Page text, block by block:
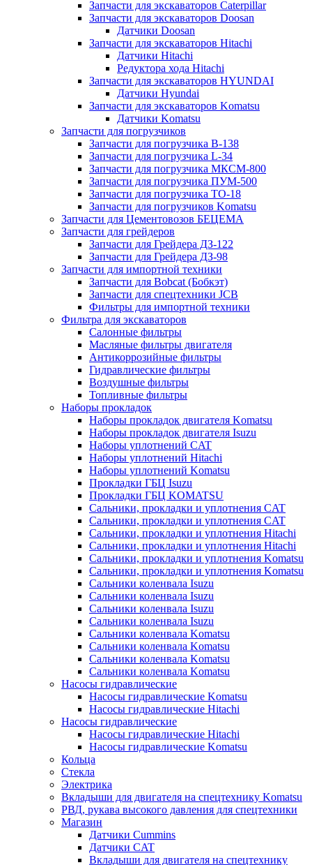
Запчасти для экскаваторов Caterpillar
Запчасти для экскаваторов Doosan
Датчики Doosan
Запчасти для экскаваторов Hitachi
Датчики Hitachi
Редуктора хода Hitachi
Запчасти для экскаваторов HYUNDAI
Датчики Hyundai
Запчасти для экскаваторов Komatsu
Датчики Komatsu
Запчасти для погрузчиков
Запчасти для погрузчика B-138
Запчасти для погрузчика L-34
Запчасти для погрузчика МКСМ-800
Запчасти для погрузчика ПУМ-500
Запчасти для погрузчика ТО-18
Запчасти для погрузчиков Komatsu
Запчасти для Цементовозов БЕЦЕМА
Запчасти для грейдеров
Запчасти для Грейдера ДЗ-122
Запчасти для Грейдера ДЗ-98
Запчасти для импортной техники
Запчасти для Bobcat (Бобкэт)
Запчасти для спецтехники JCB
Фильтры для импортной техники
Фильтра для экскаваторов
Салонные фильтры
Масляные фильтры двигателя
Антикоррозийные фильтры
Гидравлические фильтры
Воздушные фильтры
Топливные фильтры
Наборы прокладок
Наборы прокладок двигателя Komatsu
Наборы прокладок двигателя Isuzu
Наборы уплотнений CAT
Наборы уплотнений Hitachi
Наборы уплотнений Komatsu
Прокладки ГБЦ Isuzu
Прокладки ГБЦ KOMATSU
Сальники, прокладки и уплотнения CAT
Сальники, прокладки и уплотнения CAT
Сальники, прокладки и уплотнения Hitachi
Сальники, прокладки и уплотнения Hitachi
Сальники, прокладки и уплотнения Komatsu
Сальники, прокладки и уплотнения Komatsu
Сальники коленвала Isuzu
Сальники коленвала Isuzu
Сальники коленвала Isuzu
Сальники коленвала Isuzu
Сальники коленвала Komatsu
Сальники коленвала Komatsu
Сальники коленвала Komatsu
Сальники коленвала Komatsu
Насосы гидравлические
Насосы гидравлические Komatsu
Насосы гидравлические Hitachi
Насосы гидравлические
Насосы гидравлические Hitachi
Насосы гидравлические Komatsu
Кольца
Стекла
Электрика
Вкладыши для двигателя на спецтехнику Komatsu
РВД, рукава высокого давления для спецтехники
Магазин
Датчики Cummins
Датчики CAT
Вкладыши для двигателя на спецтехнику